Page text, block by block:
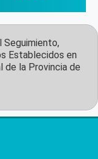
Seguimiento,
Establecidos en
de la Provincia de